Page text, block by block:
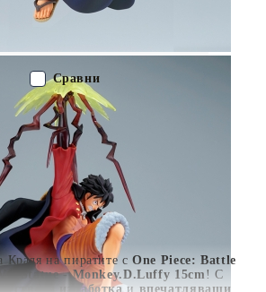
Краля на пиратите сOne Piece: Battle
Statue - Monkey.D.Luffy 15cm ! С
изработка и впечатляващи
Сравни